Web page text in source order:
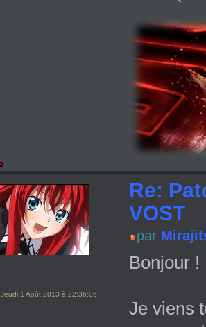
Re:
VOST
par
Bonjour !
Je viens
Jeudi 1 Août 2013 à 22:36:06